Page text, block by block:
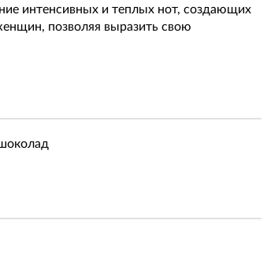
интенсивных и теплых нот, создающих
позволяя выразить свою